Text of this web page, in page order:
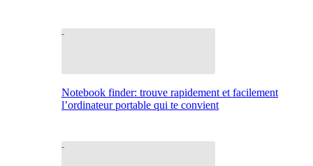
Notebook finder: trouve rapidement et facilement
l’ordinateur portable qui te convient